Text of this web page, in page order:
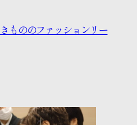
もののファッションリー